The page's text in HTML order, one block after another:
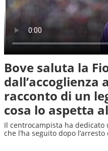
Bove saluta la
dall’accoglienza
racconto di un
cosa lo aspetta
Il centrocampista ha dedicato
che l’ha seguito dopo